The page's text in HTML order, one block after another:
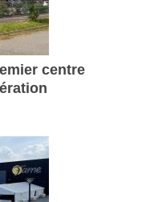
centre